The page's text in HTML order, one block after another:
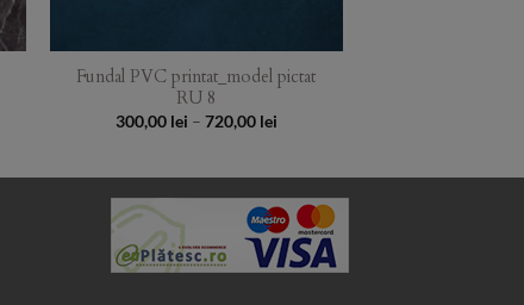
Fundal PVC printat_model pictat
RU 8
300,00 lei – 720,00 leiPrice